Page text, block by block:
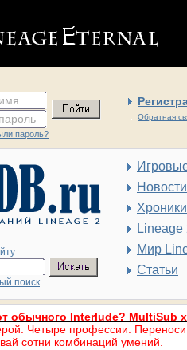
Обратная
пароль?
поиск
Новости
Хроники
Lineage
Мир
Статьи
обычного Interlude? MultiSub
Четыре профессии. Переноси
сотни комбинаций умений.